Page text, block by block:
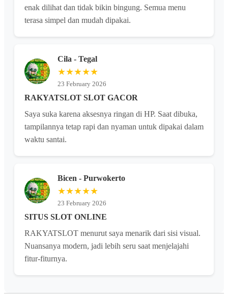
enak dilihat dan tidak bikin bingung. Semua menu
terasa simpel dan mudah dipakai.
Cila - Tegal
★★★★★
23 February 2026
RAKYATSLOT SLOT GACOR
Saya suka karena aksesnya ringan di HP. Saat dibuka,
tampilannya tetap rapi dan nyaman untuk dipakai dalam
waktu santai.
Bicen - Purwokerto
★★★★★
23 February 2026
SITUS SLOT ONLINE
RAKYATSLOT menurut saya menarik dari sisi visual.
Nuansanya modern, jadi lebih seru saat menjelajahi
fitur-fiturnya.